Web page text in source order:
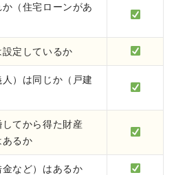
（住宅ローンがあ
定しているか
）は同じか（戸建
てから得た財産
あるか
など）はあるか